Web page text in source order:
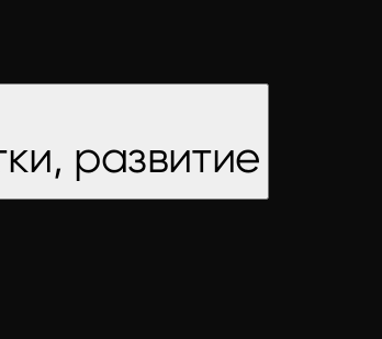
развитие